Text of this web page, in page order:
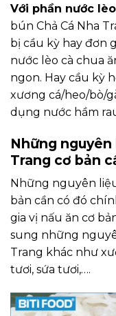
Với phần nước
bún Chả Cá Nha
bị cầu kỳ hay đơn
nước lèo cà chua
ngon. Hay cầu kỳ
xương cá/heo/bò/
dụng nước hầm
Những nguyên
Trang cơ bản
Những nguyên
bản cần có đó
gia vị nấu ăn cơ
sung những
Trang khác như
tươi, sứa tươi,….